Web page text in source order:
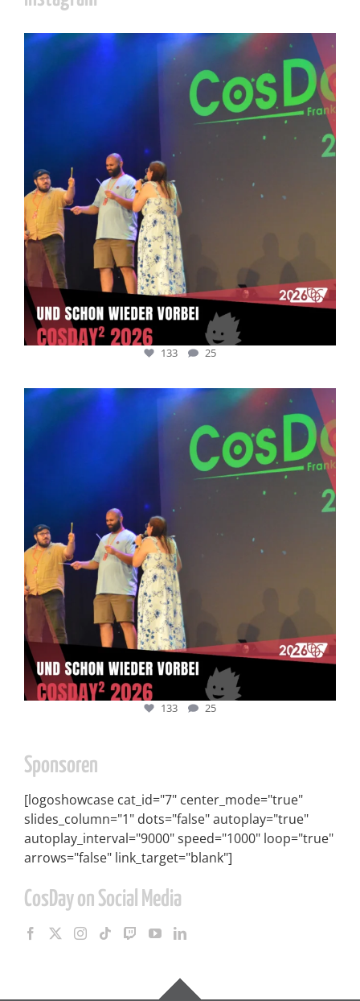
cosday
Juli 5
25
133 25
cosday
Juli 5
25
133 25
Sponsoren
[logoshowcase cat_id="7" center_mode="true"
slides_column="1" dots="false" autoplay="true"
autoplay_interval="9000" speed="1000" loop="true"
arrows="false" link_target="blank"]
CosDay on Social Media